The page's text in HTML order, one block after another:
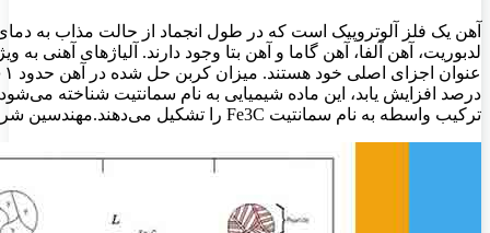
آهن یک فلز آلوتروپیک است که در طول انجماد از حالت مذاب به
لدبوریت، آهن آلفا، آهن گاما و آهن بتا وجود دارند. آلیاژهای
عنوان اجزای اصلی خود هستند. میزان کربن حل شده در آهن حدود
درصد افزایش یابد، این ماده شیمیایی به نام سمانتیت شناخته
ترکیب واسطه به نام سمانتیت Fe3C را تشکیل می‌دهند.مهندسین